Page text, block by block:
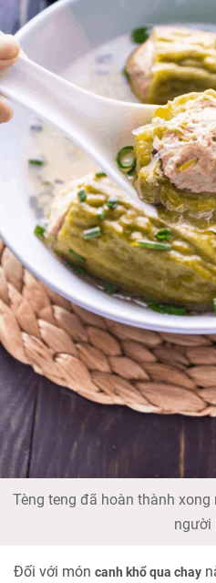
Tèng teng đã hoàn thành
người
Đối với món canh khổ qua chay